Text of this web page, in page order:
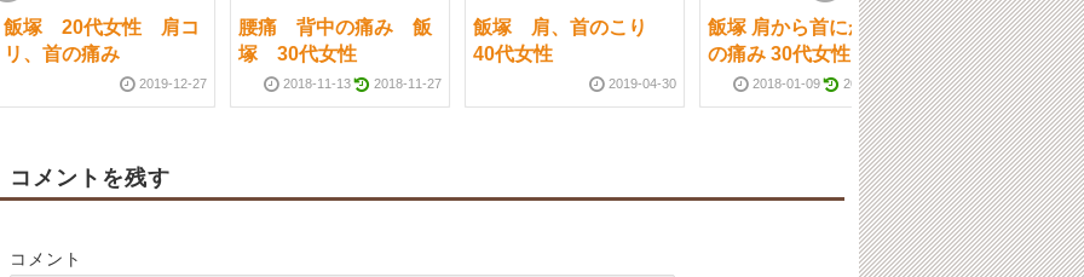
飯塚 20代女性 肩コ
リ、首の痛み
2019-12-27
腰痛 背中の痛み 飯
塚 30代女性
2018-11-13 2018-11-27
飯塚 肩、首のこり
40代女性
2019-04-30
飯塚 肩から首にかけて
の痛み 30代女性
2018-01-09 2018-11-27
飯塚市 肩こり
コメントを残す
コメント